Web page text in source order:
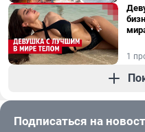
1
Подписаться на